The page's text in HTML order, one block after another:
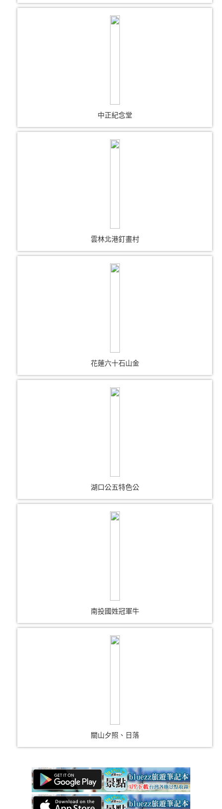
中正紀念堂
雲林北港釘畫村
花蓮六十石山金
湖口公五特色公
南投國姓冠軍牛
關山夕照、日落